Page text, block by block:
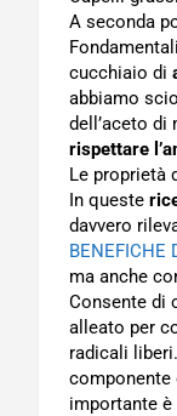
A seconda
cucchiaio di
abbiamo
dell’aceto
rispettare
Le proprietà
In queste
davvero
BENEFICHE
ma anche
Consente di
alleato per
radicali
componente
importante